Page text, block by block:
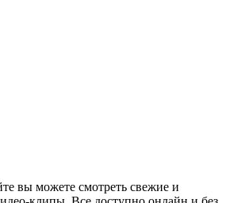
вы можете смотреть свежие и